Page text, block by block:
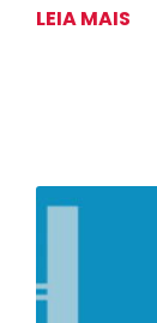
LEIA MAIS